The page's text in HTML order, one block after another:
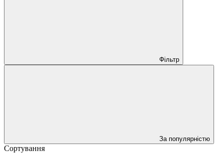
Фільтр
За популярністю
Сортування